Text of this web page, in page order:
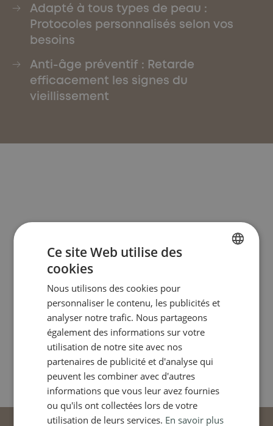
Adapté à tous types de peau :
Protocoles personnalisés selon vos
besoins
Anti-âge préventif : Retarde
efficacement les signes du
vieillissement
Ce site Web utilise des
cookies
Nous utilisons des cookies pour
personnaliser le contenu, les publicités et
analyser notre trafic. Nous partageons
également des informations sur votre
utilisation de notre site avec nos
partenaires de publicité et d'analyse qui
peuvent les combiner avec d'autres
informations que vous leur avez fournies
ou qu'ils ont collectées lors de votre
utilisation de leurs services. En savoir plus